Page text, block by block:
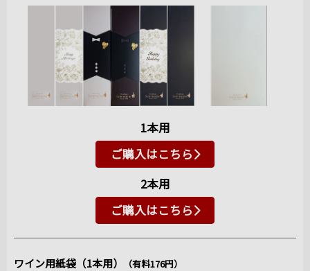
1本用
ご購入はこちら
2本用
ご購入はこちら
ワイン用紙袋（1本用） （有料176円）